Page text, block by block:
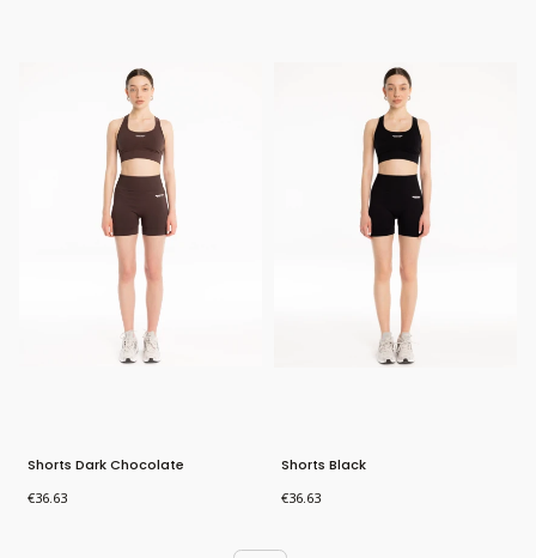
Shorts Dark Chocolate
Price
€36.63
Shorts Black
Price
€36.63